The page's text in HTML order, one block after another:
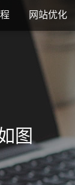
网站优化
图